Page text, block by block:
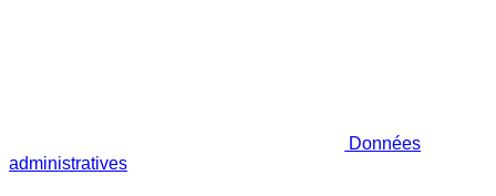
Données
administratives